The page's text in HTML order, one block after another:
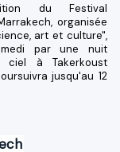
du Festival
organisée
art et culture",
par une nuit
ciel à Takerkoust
jusqu'au 12